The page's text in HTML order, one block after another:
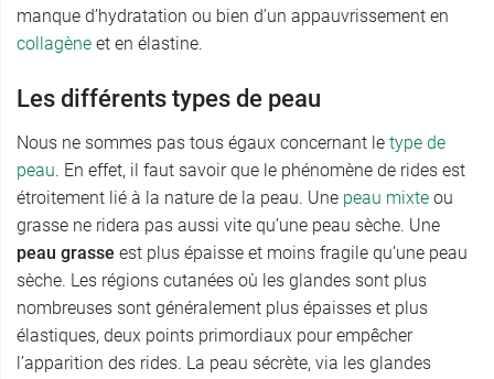
manque d’hydratation ou bien d’un appauvrissement en
collagène et en élastine.
Les différents types de peau
Nous ne sommes pas tous égaux concernant le type de
peau. En effet, il faut savoir que le phénomène de rides est
étroitement lié à la nature de la peau. Une peau mixte ou
grasse ne ridera pas aussi vite qu’une peau sèche. Une
peau grasse est plus épaisse et moins fragile qu’une peau
sèche. Les régions cutanées où les glandes sont plus
nombreuses sont généralement plus épaisses et plus
élastiques, deux points primordiaux pour empêcher
l’apparition des rides. La peau sécrète, via les glandes